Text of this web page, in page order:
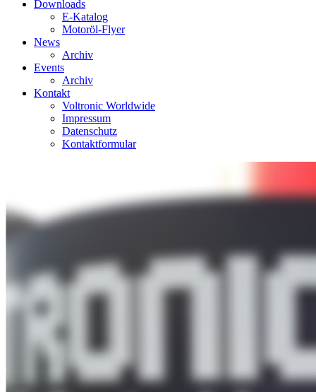
Downloads
E-Katalog
Motoröl-Flyer
News
Archiv
Events
Archiv
Kontakt
Voltronic Worldwide
Impressum
Datenschutz
Kontaktformular